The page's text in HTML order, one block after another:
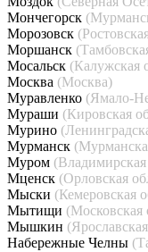
Мончегорск
Морозовск
Моршанск
Мосальск (Калужская
Москва (Москва)
Муравленко (Ямало-
Мураши (Кировская
Мурино
Мурманск
Муром (Владимирская
Мценск (Орловская
Мыски (Кемеровская
Мытищи (Московская
Мышкин
Набережные Челны